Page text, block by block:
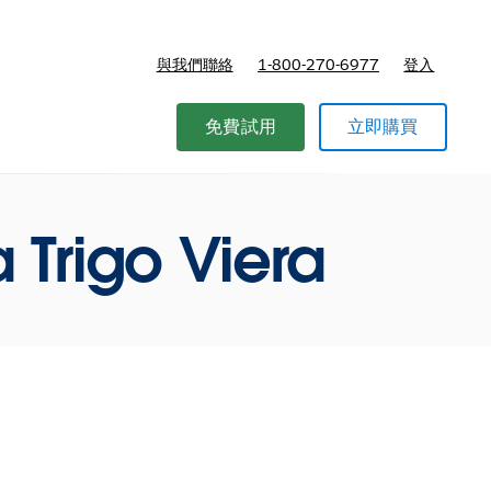
與我們聯絡 1-800-270-6977 登入
免費試用 立即購買
Viera